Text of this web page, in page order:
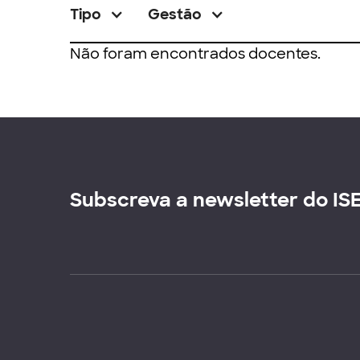
Tipo Gestão
Não foram encontrados docentes.
Subscreva a newsletter do